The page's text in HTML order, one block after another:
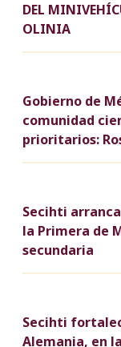
DEL
OLINIA
Gobierno de
comunidad
prioritarios:
Secihti
la Primera de
secundaria
Secihti
Alemania, en